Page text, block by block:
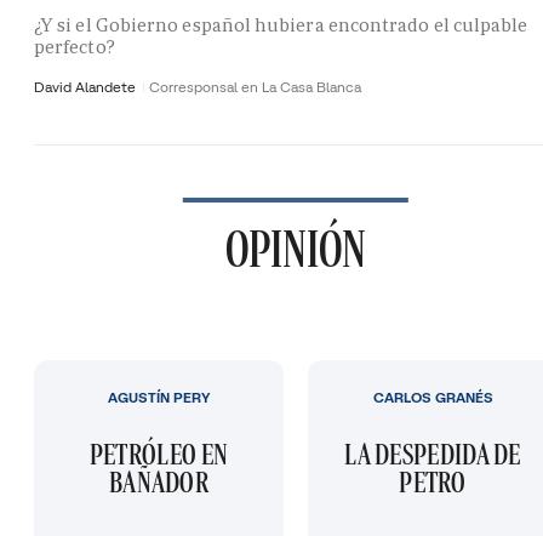
¿Y si el Gobierno español hubiera encontrado el culpable
perfecto?
David Alandete Corresponsal en La Casa Blanca
OPINIÓN
PETRÓLEO EN
BAÑADOR
AGUSTÍN PERY
LA DESPEDIDA DE
PETRO
CARLOS GRANÉS